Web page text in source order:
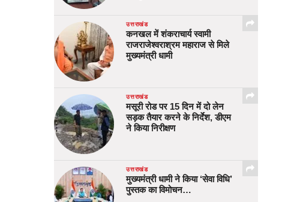
उत्तराखंड
कनखल में शंकराचार्य स्वामी
राजराजेश्वराश्रम महाराज से मिले
मुख्यमंत्री धामी
उत्तराखंड
मसूरी रोड पर 15 दिन में दो लेन
सड़क तैयार करने के निर्देश, डीएम
ने किया निरीक्षण
उत्तराखंड
मुख्यमंत्री धामी ने किया ‘सेवा विधि’
पुस्तक का विमोचन…